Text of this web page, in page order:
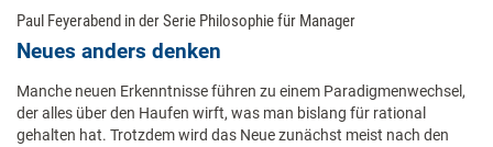
Paul Feyerabend in der Serie Philosophie für Manager
Neues anders denken
Manche neuen Erkenntnisse führen zu einem Paradigmenwechsel,
der alles über den Haufen wirft, was man bislang für rational
gehalten hat. Trotzdem wird das Neue zunächst meist nach den